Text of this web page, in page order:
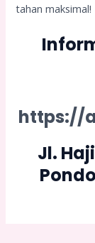
tahan maksimal!
https://
Jl.